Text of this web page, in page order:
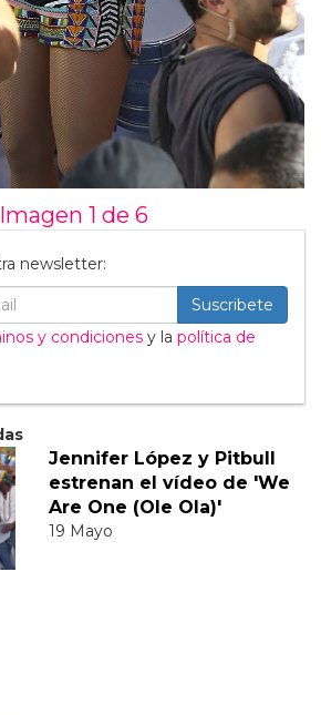
Imagen 1 de 6
newsletter:
Suscribete
y condiciones y la política de
Jennifer López y Pitbull
estrenan el vídeo de 'We
Are One (Ole Ola)'
19 Mayo